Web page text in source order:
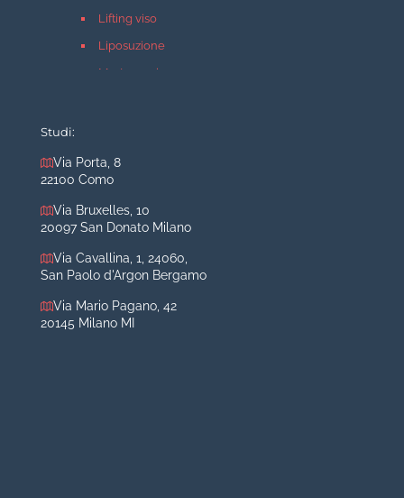
Lifting viso
Liposuzione
Mastopessi
Rinoplastica
Medicina estetica Milano
Acido ialuronico viso
Aumento labbra
Filler
Studi:
Via Porta, 8
22100 Como
Via Bruxelles, 10
20097 San Donato Milano
Via Cavallina, 1, 24060,
San Paolo d'Argon Bergamo
Via Mario Pagano, 42
20145 Milano MI